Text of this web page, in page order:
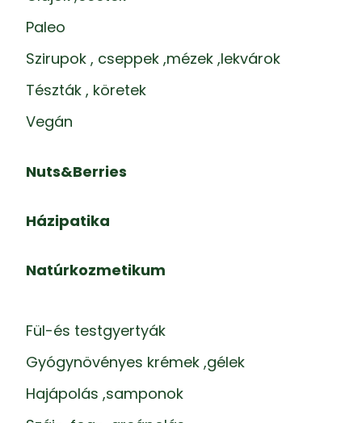
Paleo
Szirupok , cseppek ,mézek ,lekvárok
Tészták , köretek
Vegán
Nuts&Berries
Házipatika
Natúrkozmetikum
Fül-és testgyertyák
Gyógynövényes krémek ,gélek
Hajápolás ,samponok